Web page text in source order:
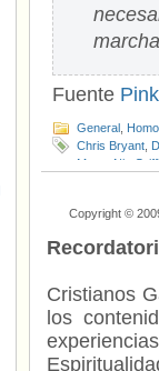
Fuente
General
Chris Bryant
Moon
Nia
Copyright ©
Cristianos
los